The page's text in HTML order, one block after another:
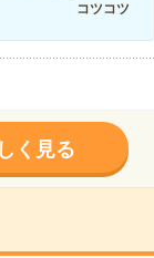
コツコツ
く見る